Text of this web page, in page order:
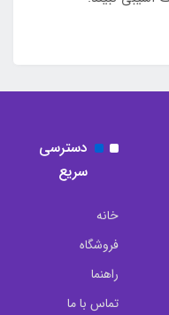
دسترسی
سریع
خانه
فروشگاه
راهنما
تماس با ما